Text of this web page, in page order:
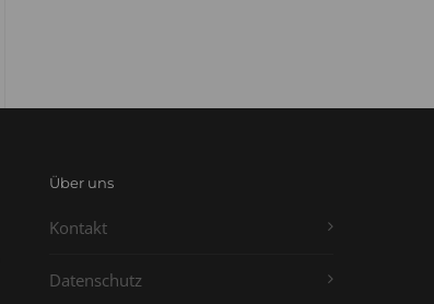
Über uns
Kontakt
Datenschutz